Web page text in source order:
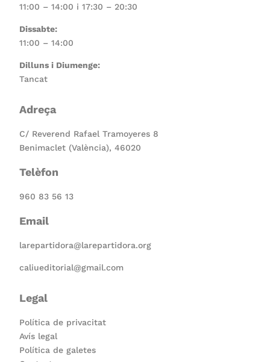
11:00 – 14:00 i 17:30 – 20:30
Dissabte:
11:00 – 14:00
Dilluns i Diumenge:
Tancat
Adreça
C/ Reverend Rafael Tramoyeres 8
Benimaclet (València), 46020
Telèfon
960 83 56 13
Email
larepartidora@larepartidora.org
caliueditorial@gmail.com
Legal
Política de privacitat
Avís legal
Política de galetes